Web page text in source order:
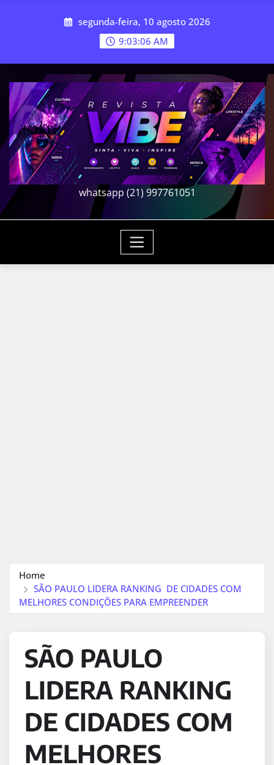
segunda-feira, 10 agosto 2026
9:03:09 AM
whatsapp (21) 997761051
Home
SÃO PAULO LIDERA RANKING DE CIDADES COM
MELHORES CONDIÇÕES PARA EMPREENDER
SÃO PAULO
LIDERA RANKING
DE CIDADES COM
MELHORES